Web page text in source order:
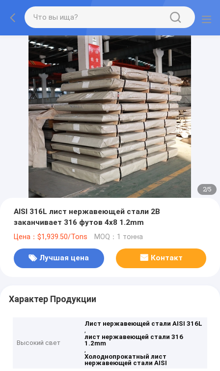
2/5
AISI 316L лист нержавеющей стали 2B
заканчивает 316 футов 4x8 1.2mm
Цена：$1,939.50/Tons MOQ：1 тонна
Лучшая цена Контакт
Характер Продукции
Высокий свет
Лист нержавеющей стали AISI 316L
,
лист нержавеющей стали 316
1.2mm
,
Холоднопрокатный лист
нержавеющей стали AISI